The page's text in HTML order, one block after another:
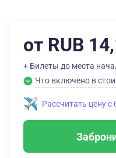
от RUB
+ Билеты до места
Что включено в
Рассчитать цену